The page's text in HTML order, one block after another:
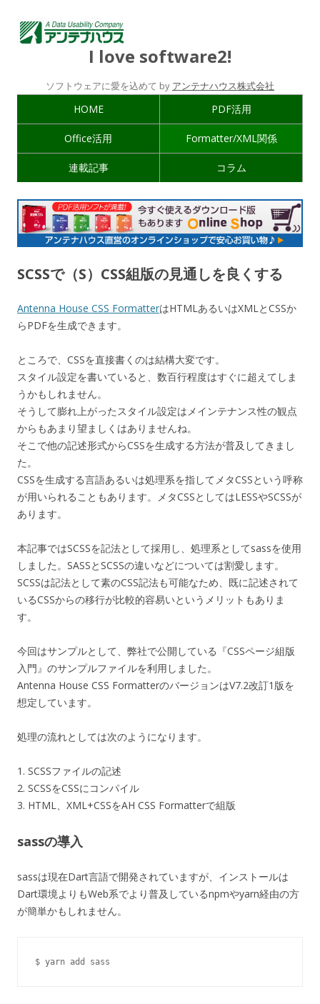
I love software2!
ソフトウェアに愛を込めて by アンテナハウス株式会社
HOME PDF活用
Office活用 Formatter/XML関係
連載記事 コラム
SCSSで（S）CSS組版の見通しを良くする
Antenna House CSS FormatterはHTMLあるいはXMLとCSSか
らPDFを生成できます。
ところで、CSSを直接書くのは結構大変です。
スタイル設定を書いていると、数百行程度はすぐに超えてしま
うかもしれません。
そうして膨れ上がったスタイル設定はメインテナンス性の観点
からもあまり望ましくはありませんね。
そこで他の記述形式からCSSを生成する方法が普及してきまし
た。
CSSを生成する言語あるいは処理系を指してメタCSSという呼称
が用いられることもあります。メタCSSとしてはLESSやSCSSが
あります。
本記事ではSCSSを記法として採用し、処理系としてsassを使用
しました。SASSとSCSSの違いなどについては割愛します。
SCSSは記法として素のCSS記法も可能なため、既に記述されて
いるCSSからの移行が比較的容易いというメリットもありま
す。
今回はサンプルとして、弊社で公開している『CSSページ組版
入門』のサンプルファイルを利用しました。
Antenna House CSS FormatterのバージョンはV7.2改訂1版を
想定しています。
処理の流れとしては次のようになります。
1. SCSSファイルの記述
2. SCSSをCSSにコンパイル
3. HTML、XML+CSSをAH CSS Formatterで組版
sassの導入
sassは現在Dart言語で開発されていますが、インストールは
Dart環境よりもWeb系でより普及しているnpmやyarn経由の方
が簡単かもしれません。